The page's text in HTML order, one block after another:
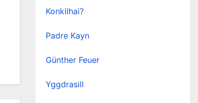
Konkilhai?
Padre Kayn
Günther Feuer
Yggdrasill